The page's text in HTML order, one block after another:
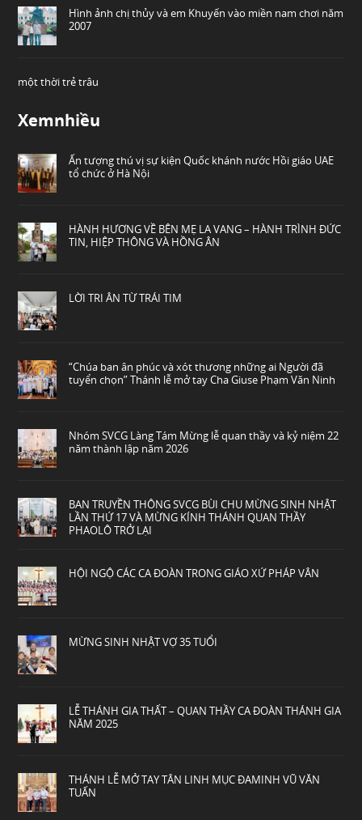
Hình ảnh chị thủy và em Khuyến vào miền nam chơi năm
2007
một thời trẻ trâu
Xemnhiều
Ấn tượng thú vị sự kiện Quốc khánh nước Hồi giáo UAE
tổ chức ở Hà Nội
HÀNH HƯƠNG VỀ BÊN MẸ LA VANG – HÀNH TRÌNH ĐỨC
TIN, HIỆP THÔNG VÀ HỒNG ÂN
LỜI TRI ÂN TỪ TRÁI TIM
“Chúa ban ân phúc và xót thương những ai Người đã
tuyển chọn” Thánh lễ mở tay Cha Giuse Phạm Văn Ninh
Nhóm SVCG Làng Tám Mừng lễ quan thầy và kỷ niệm 22
năm thành lập năm 2026
BAN TRUYỀN THÔNG SVCG BÙI CHU MỪNG SINH NHẬT
LẦN THỨ 17 VÀ MỪNG KÍNH THÁNH QUAN THẦY
PHAOLÔ TRỞ LẠI
HỘI NGỘ CÁC CA ĐOÀN TRONG GIÁO XỨ PHÁP VÂN
MỪNG SINH NHẬT VỢ 35 TUỔI
LỄ THÁNH GIA THẤT – QUAN THẦY CA ĐOÀN THÁNH GIA
NĂM 2025
THÁNH LỄ MỞ TAY TÂN LINH MỤC ĐAMINH VŨ VĂN
TUẤN